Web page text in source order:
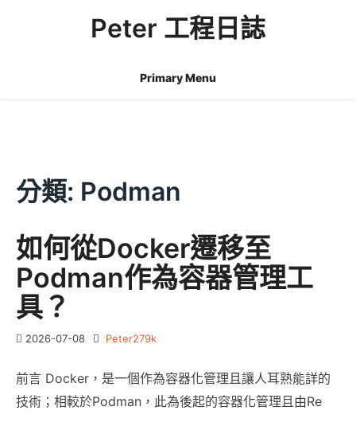
Peter 工程日誌
Primary Menu
分類: Podman
如何從Docker遷移至
Podman作為容器管理工
具？
2026-07-08 Peter279k
前言 Docker，是一個作為容器化管理且讓人耳熟能詳的
技術；相較於Podman，此為後起的容器化管理且由Re